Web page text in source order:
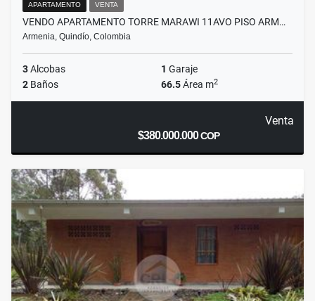
APARTAMENTO VENTA
VENDO APARTAMENTO TORRE MARAWI 11AVO PISO ARM…
Armenia, Quindío, Colombia
3Alcobas 1 Garaje
2 Baños 66.5Área m2
Venta
$380.000.000COP